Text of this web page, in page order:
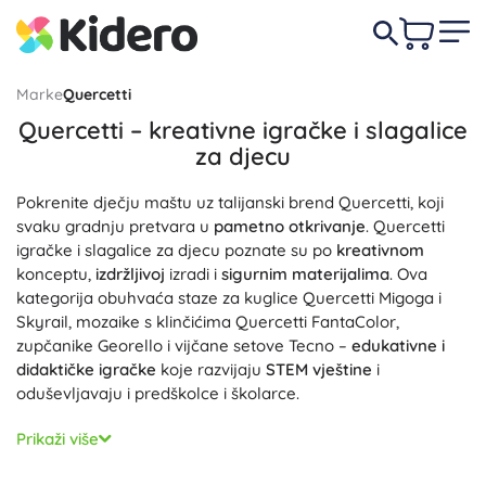
MarkeQuercetti
Quercetti – kreativne igračke i slagalice
za djecu
Pokrenite dječju maštu uz talijanski brend Quercetti, koji
svaku gradnju pretvara u pametno otkrivanje. Quercetti
igračke i slagalice za djecu poznate su po kreativnom
konceptu, izdržljivoj izradi i sigurnim materijalima. Ova
kategorija obuhvaća staze za kuglice Quercetti Migoga i
Skyrail, mozaike s klinčićima Quercetti FantaColor,
zupčanike Georello i vijčane setove Tecno – edukativne i
didaktičke igračke koje razvijaju STEM vještine i
oduševljavaju i predškolce i školarce.
Staze za kuglice Quercetti Migoga i Quercetti Skyrail
oduševit će male i veće graditelje: djeca grade visoke
Prikaži više